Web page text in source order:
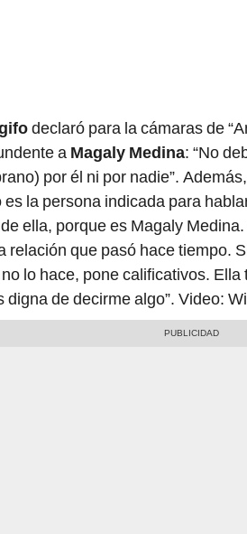
declaró para la cámaras de
a Magaly Medina: “No
por él ni por nadie”.
la persona indicada para
ella, porque es Magaly
relación que pasó hace tiempo.
lo hace, pone calificativos. Ella
digna de decirme algo”. Video: